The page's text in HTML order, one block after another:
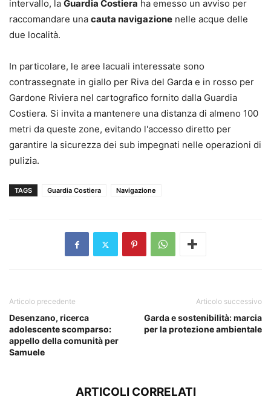
intervallo, la Guardia Costiera ha emesso un avviso per
raccomandare una cauta navigazione nelle acque delle
due località.
In particolare, le aree lacuali interessate sono
contrassegnate in giallo per Riva del Garda e in rosso per
Gardone Riviera nel cartografico fornito dalla Guardia
Costiera. Si invita a mantenere una distanza di almeno 100
metri da queste zone, evitando l'accesso diretto per
garantire la sicurezza dei sub impegnati nelle operazioni di
pulizia.
TAGS Guardia Costiera Navigazione
Articolo precedente
Desenzano, ricerca
adolescente scomparso:
appello della comunità per
Samuele
Articolo successivo
Garda e sostenibilità: marcia
per la protezione ambientale
ARTICOLI CORRELATI